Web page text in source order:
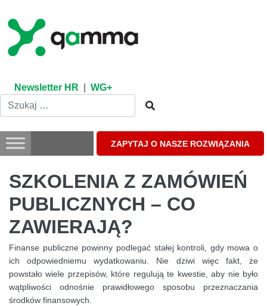
content
Newsletter HR WG+
ZAPYTAJ O NASZE ROZWIĄZANIA
SZKOLENIA Z ZAMÓWIEŃ
PUBLICZNYCH – CO
ZAWIERAJĄ?
Finanse publiczne powinny podlegać stałej kontroli, gdy mowa o
ich odpowiedniemu wydatkowaniu. Nie dziwi więc fakt, że
powstało wiele przepisów, które regulują te kwestie, aby nie było
wątpliwości odnośnie prawidłowego sposobu przeznaczania
środków finansowych.